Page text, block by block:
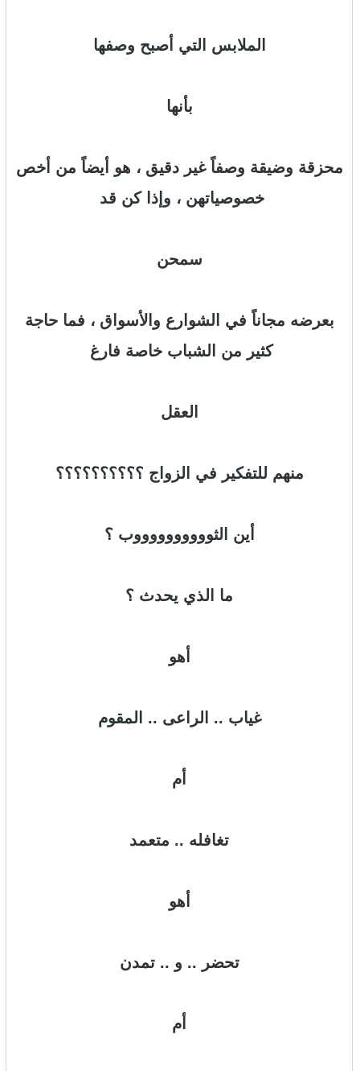
الملابس التي أصبح وصفها
بأنها
محزقة وضيقة وصفاً غير دقيق ، هو أيضاً من أخص
خصوصياتهن ، وإذا كن قد
سمحن
بعرضه مجاناً في الشوارع والأسواق ، فما حاجة
كثير من الشباب خاصة فارغ
العقل
منهم للتفكير في الزواج ؟؟؟؟؟؟؟؟؟؟
أين الثووووووووووب ؟
ما الذي يحدث ؟
أهو
غياب .. الراعى .. المقوم
أم
تغافله .. متعمد
أهو
تحضر .. و .. تمدن
أم